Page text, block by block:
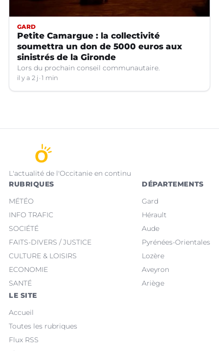
GARD
Petite Camargue : la collectivité
soumettra un don de 5000 euros aux
sinistrés de la Gironde
Lors du prochain conseil communautaire.
il y a 2 j 1 min
L'actualité de l'Occitanie en continu
RUBRIQUES
MÉTÉO
INFO TRAFIC
SOCIÉTÉ
FAITS-DIVERS / JUSTICE
CULTURE & LOISIRS
ECONOMIE
SANTÉ
DÉPARTEMENTS
Gard
Hérault
Aude
Pyrénées-Orientales
Lozère
Aveyron
Ariège
LE SITE
Accueil
Toutes les rubriques
Flux RSS